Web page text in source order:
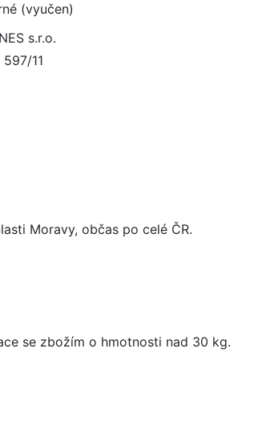
(vyučen)
s.r.o.
11
Moravy, občas po celé ČR.
se zbožím o hmotnosti nad 30 kg.